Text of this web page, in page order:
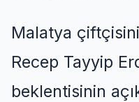
Malatya
Recep Tayyip
beklentisinin